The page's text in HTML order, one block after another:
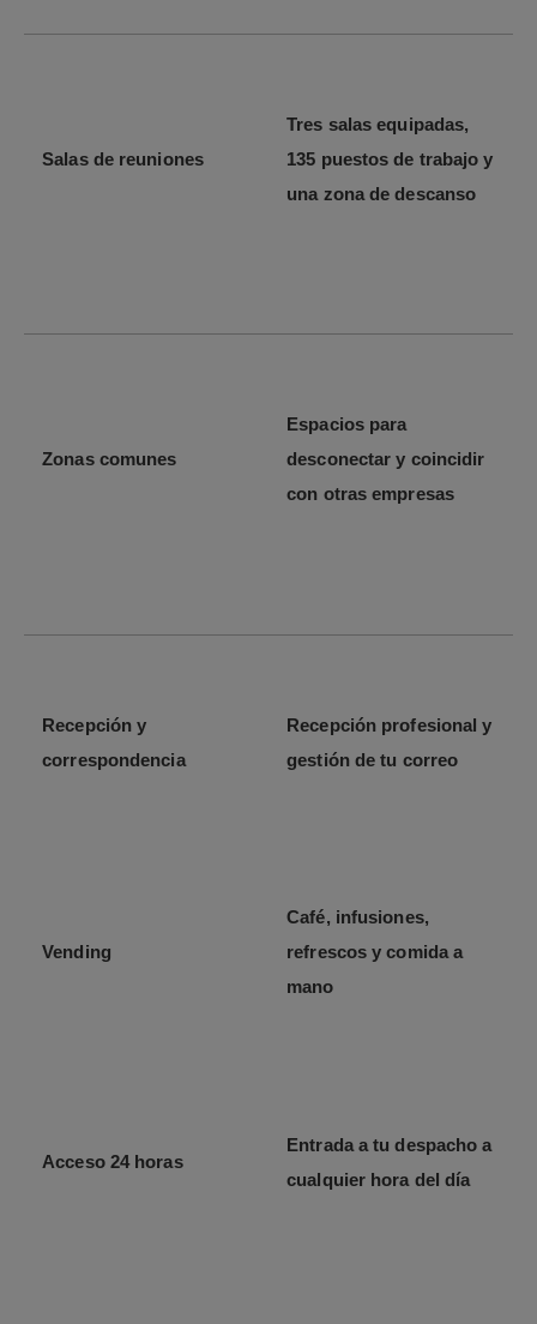
Salas de reuniones
Tres salas equipadas,
135 puestos de trabajo y
una zona de descanso
Zonas comunes
Espacios para
desconectar y coincidir
con otras empresas
Recepción y
correspondencia
Recepción profesional y
gestión de tu correo
Vending
Café, infusiones,
refrescos y comida a
mano
Acceso 24 horas
Entrada a tu despacho a
cualquier hora del día